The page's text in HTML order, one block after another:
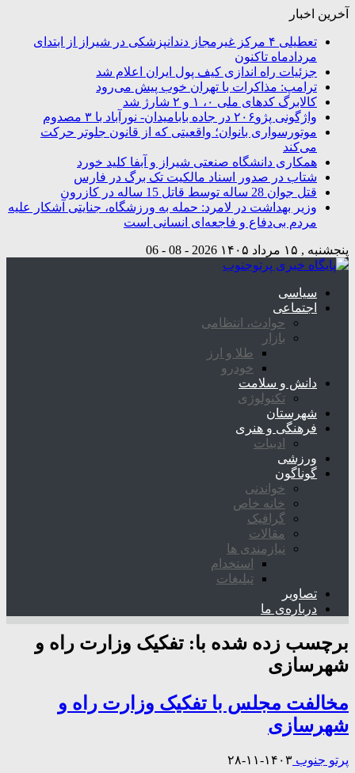
آخرین اخبار
تعطیلی ۴ مرکز غیرمجاز دندانپزشکی در شیراز از ابتدای
مردادماه تاکنون
جزئیات راه اندازی کیف پول ایران اعلام شد
ترامپ: مذاکرات با تهران خوب پیش می‌رود
کالابرگ کدهای ملی ۰، ۱ و ۲ شارژ شد
واژگونی پژو۲۰۶ در جاده بابامیدان- نورآباد با ۳ مصدوم
موتورسواری بانوان؛ واقعیتی که از قانون جلوتر حرکت
می‌کند
همکاری دانشگاه صنعتی شیراز و آبفا کلید خورد
شتاب در صدور اسناد مالکیت تک برگ در فارس
قتل جوان 28 ساله توسط قاتل 15 ساله در کازرون
وزیر بهداشت در لامرد: حمله به ورزشگاه، جنایتی آشکار علیه
مردم بی‌دفاع و فاجعه‌ای انسانی است
پنجشنبه , ۱۵ مرداد ۱۴۰۵ 2026 - 08 - 06
سیاسی
اجتماعی
حوادث، انتظامی
بازار
طلا و ارز
خودرو
دانش و سلامت
تکنولوژی
شهرستان
فرهنگی و هنری
ادبیات
ورزشی
گوناگون
خواندنی
خانه خاص
گرافیک
مقالات
نیازمندی ها
استخدام
تبلیغات
تصاویر
درباره‌ی ما
برچسب زده شده با: تفکیک وزارت راه و
شهرسازی
مخالفت مجلس با تفکیک وزارت راه و
شهرسازی
پرتو جنوب ۱۴۰۳-۱۱-۲۸